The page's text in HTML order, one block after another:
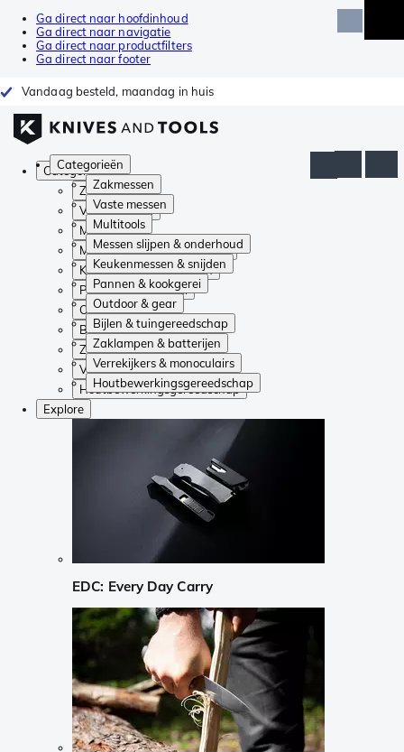
Ga direct naar hoofdinhoud
Ga direct naar navigatie
Ga direct naar productfilters
Ga direct naar footer
Vandaag besteld, maandag in huis
Categorieën
Zakmessen
Vaste messen
Multitools
Messen slijpen & onderhoud
Keukenmessen & snijden
Pannen & kookgerei
Outdoor & gear
Bijlen & tuingereedschap
Zaklampen & batterijen
Verrekijkers & monoculairs
Houtbewerkingsgereedschap
Categorieën
Zakmessen
Vaste messen
Multitools
Messen slijpen & onderhoud
Keukenmessen & snijden
Pannen & kookgerei
Outdoor & gear
Bijlen & tuingereedschap
Zaklampen & batterijen
Verrekijkers & monoculairs
Houtbewerkingsgereedschap
Explore
EDC: Every Day Carry